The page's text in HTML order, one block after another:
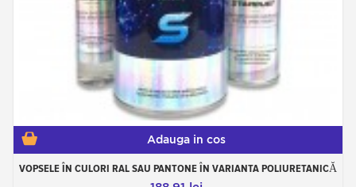
Adauga in cos
VOPSELE ÎN CULORI RAL SAU PANTONE ÎN VARIANTA POLIURETANICĂ